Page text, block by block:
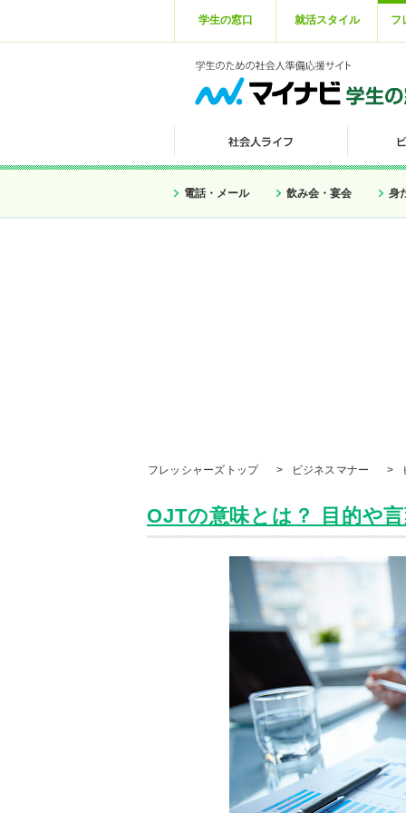
学生の窓口 就活スタイル フ
電話・メール 飲み会・宴会 身
フレッシャーズトップ > ビジネスマナー >
OJTの意味とは？ 目的や